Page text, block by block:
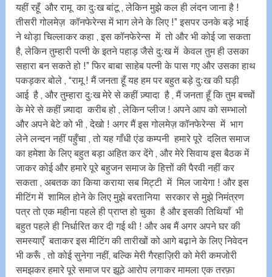
यहीं रहूँ और रामू का दुःख बांटू , लेकिन मुझे कल ही लंदन जाना है !
तीसरी गोलमेज़ कॉनफेरेन्स में भाग लेने के लिए !” इसपर उनके बड़े भाई
ने थोड़ा चिल्लाकर कहा , इस कॉनफेरेन्स में तो और भी कोई जा सकता
है, लेकिन तुम्हारी पत्नी के इतने पहाड़ जैसे दुःख में केवल तुम ही उसका
सहारा बन सकते हो !” फिर बाबा साहेब पत्नी के पास गए और उसका हाथ
पकड़कर बोले , “रामू ! मैं जनता हूँ यह हम पर बहुत बड़े दुःख की घड़ी
आई है , और तुम्हारा दुःख मेरे से कहीं ज़्यादा है , मैं जनता हूँ कि तुम बच्चों
के मेरे से कहीं ज़्यादा करीब हो , लेकिन प्लीज ! अपने आप को सम्भालो
और अपने बेटे को भी , देखो ! अगर मैं इस गोलमेज़ कॉनफेरेन्स में भाग
लेने लन्दन नहीं पहुँचा , तो यह गाँधी एंड कम्पनी हमारे पूरे दलित समाज
का हमेशा के लिए बहुत बड़ा अहित कर देंगे , और मेरे सिवाय इस बैठक में
जाकर कोई और हमारे पूरे बहुजन समाज के हित्तों की पैरवी नहीं कर
सकता , अबतक का किया कराया सब मिट्टी में मिल जायेगा ! और इस
मीटिंग में शामिल होने के लिए मुझे बरतानिया सरकार से मुझे निमंत्रण
पत्र तो एक महीना पहले ही प्राप्त हो चुका है और इसकी तिथियाँ भी
बहुत पहले ही निर्धारित कर दी गई थी ! और अब मैं अगर अपने घर की
समस्याएँ बताकर इस मीटिंग की तारीखों को आगे बढ़ाने के लिए निवेदन
भी करूँ , तो कोई सुनेगा नहीं, बल्कि मेरी गैरहाज़िरी को मेरी कमजोरी
समझकर हमारे पूरे समाज पर झूठे आरोप लगाकर मामला एक तरफ़ा